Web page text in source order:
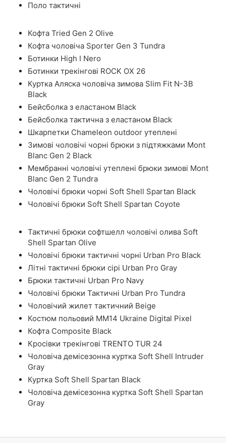
Поло тактичні
Кофта Tried Gen 2 Olive
Кофта чоловіча Sporter Gen 3 Tundra
Ботинки High I Nero
Ботинки трекінгові ROCK OX 26
Куртка Аляска чоловіча зимова Slim Fit N-3B
Black
Бейсболка з еластаном Black
Бейсболка тактична з еластаном Black
Шкарпетки Chameleon outdoor утеплені
Зимові чоловічі чорні брюки з підтяжками Mont
Blanc Gen 2 Black
Мембранні чоловічі утеплені брюки зимові Mont
Blanc Gen 2 Tundra
Чоловічі брюки чорні Soft Shell Spartan Black
Чоловічі брюки Soft Shell Spartan Coyote
Тактичні брюки софтшелл чоловічі олива Soft
Shell Spartan Olive
Чоловічі брюки тактичні чорні Urban Pro Black
Літні тактичні брюки сірі Urban Pro Gray
Брюки тактичні Urban Pro Navy
Чоловічі брюки Тактичні Urban Pro Tundra
Чоловічий жилет тактичний Beige
Костюм польовий ММ14 Ukraine Digital Pixel
Кофта Composite Black
Кросівки трекінгові TRENTO TUR 24
Чоловіча демісезонна куртка Soft Shell Intruder
Gray
Куртка Soft Shell Spartan Black
Чоловіча демісезонна куртка Soft Shell Spartan
Gray